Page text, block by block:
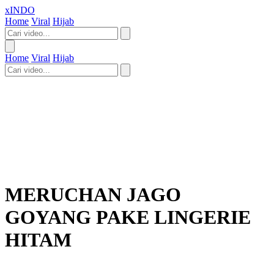
xINDO
Home Viral Hijab
Home Viral Hijab
MERUCHAN JAGO
GOYANG PAKE LINGERIE
HITAM